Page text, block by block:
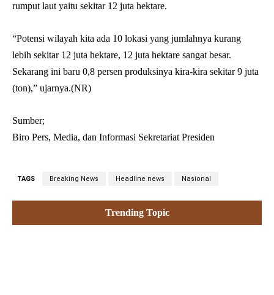
rumput laut yaitu sekitar 12 juta hektare.
“Potensi wilayah kita ada 10 lokasi yang jumlahnya kurang
lebih sekitar 12 juta hektare, 12 juta hektare sangat besar.
Sekarang ini baru 0,8 persen produksinya kira-kira sekitar 9 juta
(ton),” ujarnya.(NR)
Sumber;
Biro Pers, Media, dan Informasi Sekretariat Presiden
TAGS Breaking News Headline news Nasional
Trending Topic